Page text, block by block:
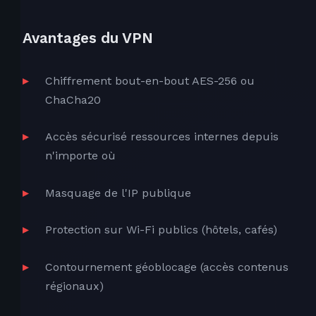
Avantages du VPN
Chiffrement bout-en-bout AES-256 ou
ChaCha20
Accès sécurisé ressources internes depuis
n'importe où
Masquage de l'IP publique
Protection sur Wi-Fi publics (hôtels, cafés)
Contournement géoblocage (accès contenus
régionaux)